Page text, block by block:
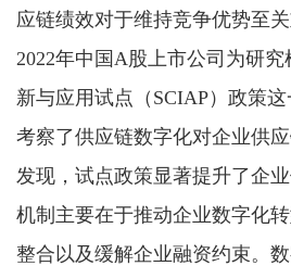
应链绩效对于维持竞争优势至
2022年中国A股上市公司为研究
新与应用试点（SCIAP）政策
考察了供应链数字化对企业供
发现，试点政策显著提升了企
机制主要在于推动企业数字化
整合以及缓解企业融资约束。